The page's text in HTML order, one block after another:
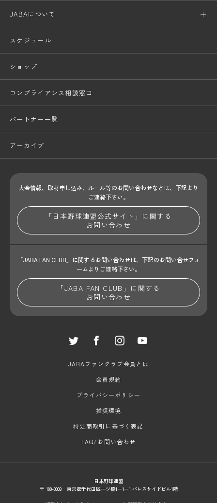
JABAについて
スケジュール
ショップ
コンプライアンス相談窓口
パートナー一覧
アーカイブ
大会情報、取材申し込み、ルール等のお問い合わせなどは、下記より
ご連絡下さい。
「日本野球連盟公式サイト」に関する
お問い合わせ
「JABA FAN CLUB」に関するお問い合わせは、 下記のお問い合せフォ
ームよりご連絡下さい。
「JABA FAN CLUB」に関する
お問い合わせ
JABAファンクラブ会員とは
会員規約
プライバシーポリシー
推奨環境
特定商取引に基づく表記
FAQ/お問い合わせ
日本野球連盟
〒 100-0003 東京都千代田区一ツ橋1ー1ー1 パレスサイドビル1階